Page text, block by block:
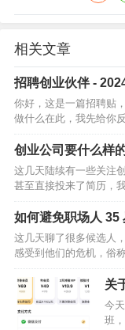
相关文章
招聘创业
你好，这是一篇招聘贴
做什么在此，我先给你
第一篇创业日记）2021
个人工作…
创业公司要什么样
这几天陆续有一些关注
甚至直接投来了简历，
思考，作为我的第二篇
着选择了一个，…
如何避免职场人 35
这几天聊了很多候选人
感受到他们的危机，俗
我目前认知中能想到的
早」 和 「…
关
今
班